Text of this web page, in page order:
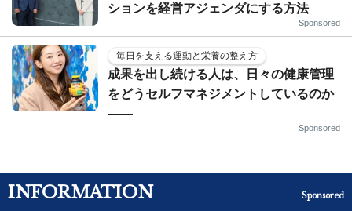
ションを経営アジェンダにする方法
Sponsored
毎日を支える運動と栄養の整え方
成果を出し続ける人は、日々の健康管理
をどうセルフマネジメントしているのか
——
Sponsored
INFORMATION Sponsored